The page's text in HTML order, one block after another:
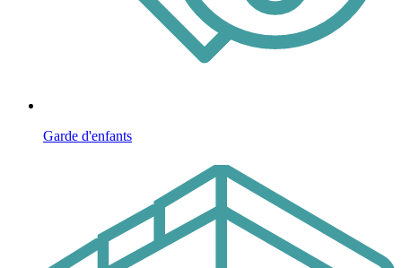
Garde d'enfants